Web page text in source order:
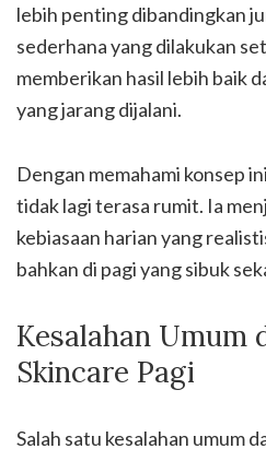
lebih penting dibandingkan
sederhana yang dilakukan
memberikan hasil lebih baik
yang jarang dijalani.
Dengan memahami konsep
tidak lagi terasa rumit. Ia
kebiasaan harian yang
bahkan di pagi yang sibuk
Kesalahan Umum
Skincare Pagi
Salah satu kesalahan umum